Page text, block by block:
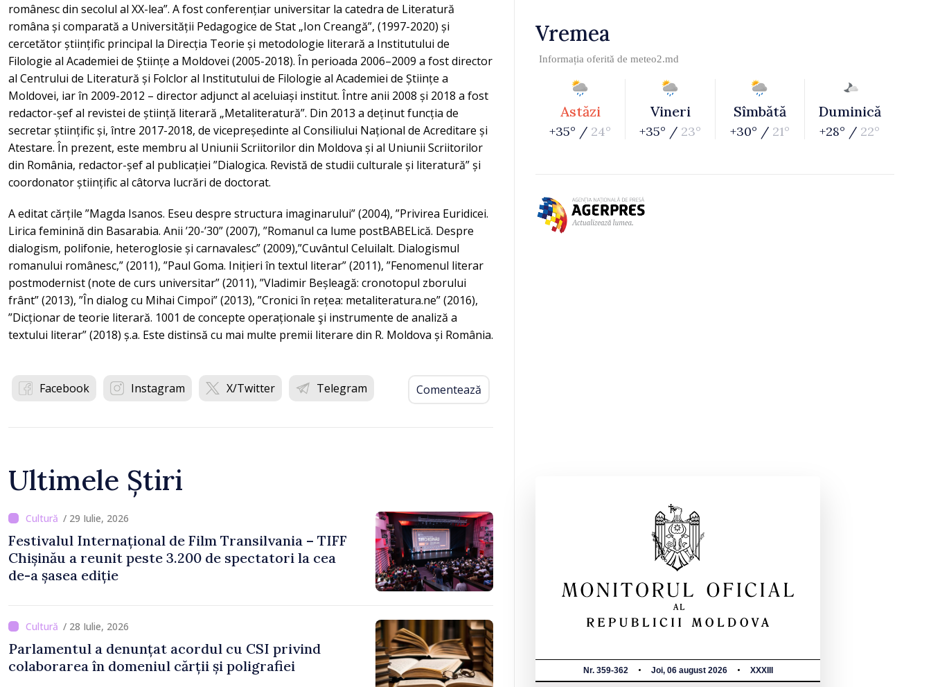
românesc din secolul al XX-lea”. A fost conferențiar universitar la catedra de Literatură
româna și comparată a Universității Pedagogice de Stat „Ion Creangă”, (1997-2020) și
cercetător științific principal la Direcția Teorie și metodologie literară a Institutului de
Filologie al Academiei de Științe a Moldovei (2005-2018). În perioada 2006–2009 a fost director
al Centrului de Literatură și Folclor al Institutului de Filologie al Academiei de Științe a
Moldovei, iar în 2009-2012 – director adjunct al aceluiași institut. Între anii 2008 și 2018 a fost
redactor-șef al revistei de știință literară „Metaliteratură”. Din 2013 a deținut funcția de
secretar științific și, între 2017-2018, de vicepreședinte al Consiliului Național de Acreditare și
Atestare. În prezent, este membru al Uniunii Scriitorilor din Moldova și al Uniunii Scriitorilor
din România, redactor-șef al publicației ”Dialogica. Revistă de studii culturale și literatură” și
coordonator științific al câtorva lucrări de doctorat.
A editat cărțile ”Magda Isanos. Eseu despre structura imaginarului” (2004), ”Privirea Euridicei.
Lirica feminină din Basarabia. Anii ’20-’30” (2007), ”Romanul ca lume postBABELică. Despre
dialogism, polifonie, heteroglosie și carnavalesc” (2009),”Cuvântul Celuilalt. Dialogismul
romanului românesc,” (2011), ”Paul Goma. Inițieri în textul literar” (2011), ”Fenomenul literar
postmodernist (note de curs universitar” (2011), ”Vladimir Beșleagă: cronotopul zborului
frânt” (2013), ”În dialog cu Mihai Cimpoi” (2013), ”Cronici în rețea: metaliteratura.ne” (2016),
”Dicționar de teorie literară. 1001 de concepte operaționale şi instrumente de analiză a
textului literar” (2018) ș.a. Este distinsă cu mai multe premii literare din R. Moldova și România.
Facebook Instagram X/Twitter Telegram Comentează
Ultimele Știri
/ 29 Iulie, 2026
Festivalul Internațional de Film Transilvania – TIFF
Chișinău a reunit peste 3.200 de spectatori la cea
de-a șasea ediție
/ 28 Iulie, 2026
Parlamentul a denunțat acordul cu CSI privind
colaborarea în domeniul cărții și poligrafiei
Vremea
Informația oferită de meteo2.md
Astăzi
+35° / 24°
Vineri
+35° / 23°
Sîmbătă
+30° / 21°
Duminică
+28° / 22°
Nr. 359-362 Joi, 06 august 2026 XXXIII